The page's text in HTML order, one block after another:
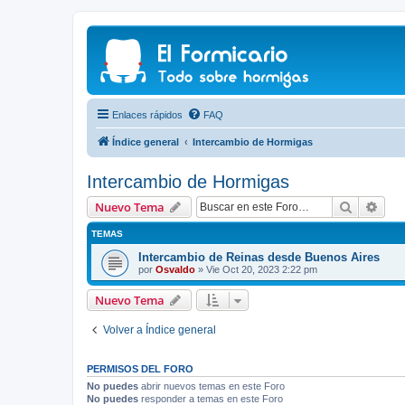
Enlaces rápidos FAQ
Índice general Intercambio de Hormigas
Intercambio de Hormigas
Nuevo Tema Buscar
TEMAS
Intercambio de Reinas desde Buenos Aires
por Osvaldo » Vie Oct 20, 2023 2:22 pm
Nuevo Tema
Volver a Índice general
PERMISOS DEL FORO
No puedes abrir nuevos temas en este Foro
No puedes responder a temas en este Foro